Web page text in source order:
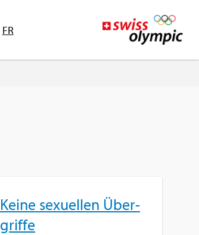
FR
Keine se­xu­el­len Über­
grif­fe